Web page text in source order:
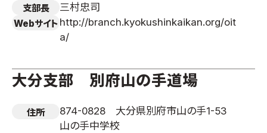
支部長 三村忠司
Webサイト http://branch.kyokushinkaikan.org/oit
a/
大分支部 別府山の手道場
住所
874-0828 大分県別府市山の手1-53
山の手中学校